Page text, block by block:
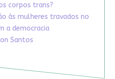
corpos trans?
às mulheres travados no
a democracia
Santos